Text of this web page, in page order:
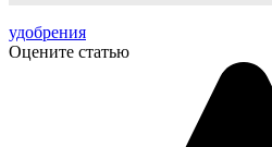
удобрения
Оцените статью